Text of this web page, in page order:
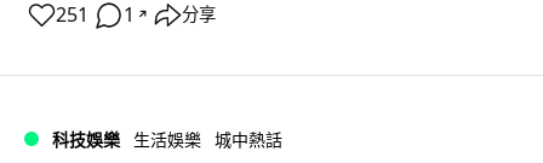
251 1 ↗ 分享
科技娛樂 生活娛樂 城中熱話